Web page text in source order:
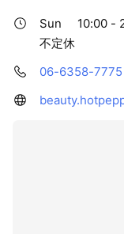
Sun
10:00 -
不定休
06-6358-7775